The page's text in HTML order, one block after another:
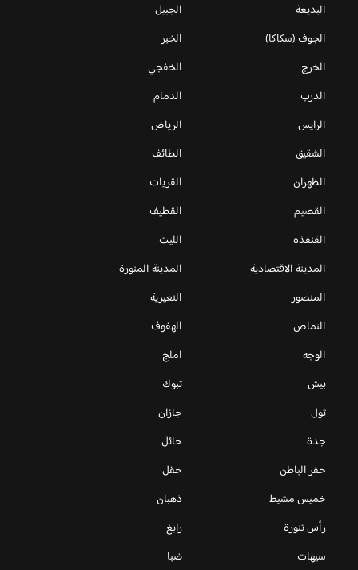
البديعة
الجبيل
الجوف (سكاكا)
الخبر
الخرج
الخفجي
الدرب
الدمام
الرايس
الرياض
الشقيق
الطائف
الظهران
القريات
القصيم
القطيف
القنفذه
الليث
المدينة الاقتصادية
المدينة المنورة
المنصور
النعيرية
النماص
الهفوف
الوجه
املج
بيش
تبوك
ثول
جازان
جدة
حائل
حفر الباطن
حقل
خميس مشيط
ذهبان
رأس تنورة
رابغ
سيهات
ضبا